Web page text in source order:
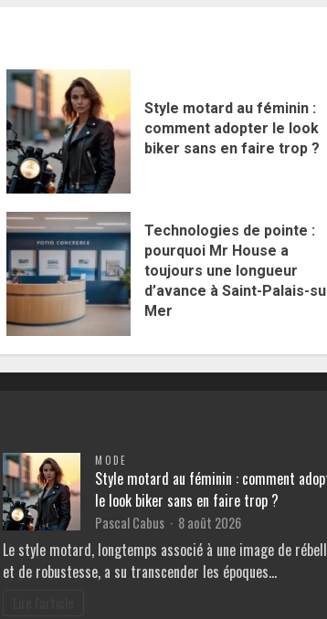
Style motard au féminin :
comment adopter le look
biker sans en faire trop ?
Technologies de pointe :
pourquoi Mr House a
toujours une longueur
d’avance à Saint-Palais-
Mer
MODE
Style motard au féminin : comment
le look biker sans en faire trop ?
Pascal Cabus 8 août 2026
Le style motard, longtemps associé à une image de
et de robustesse, a su transcender les époques…